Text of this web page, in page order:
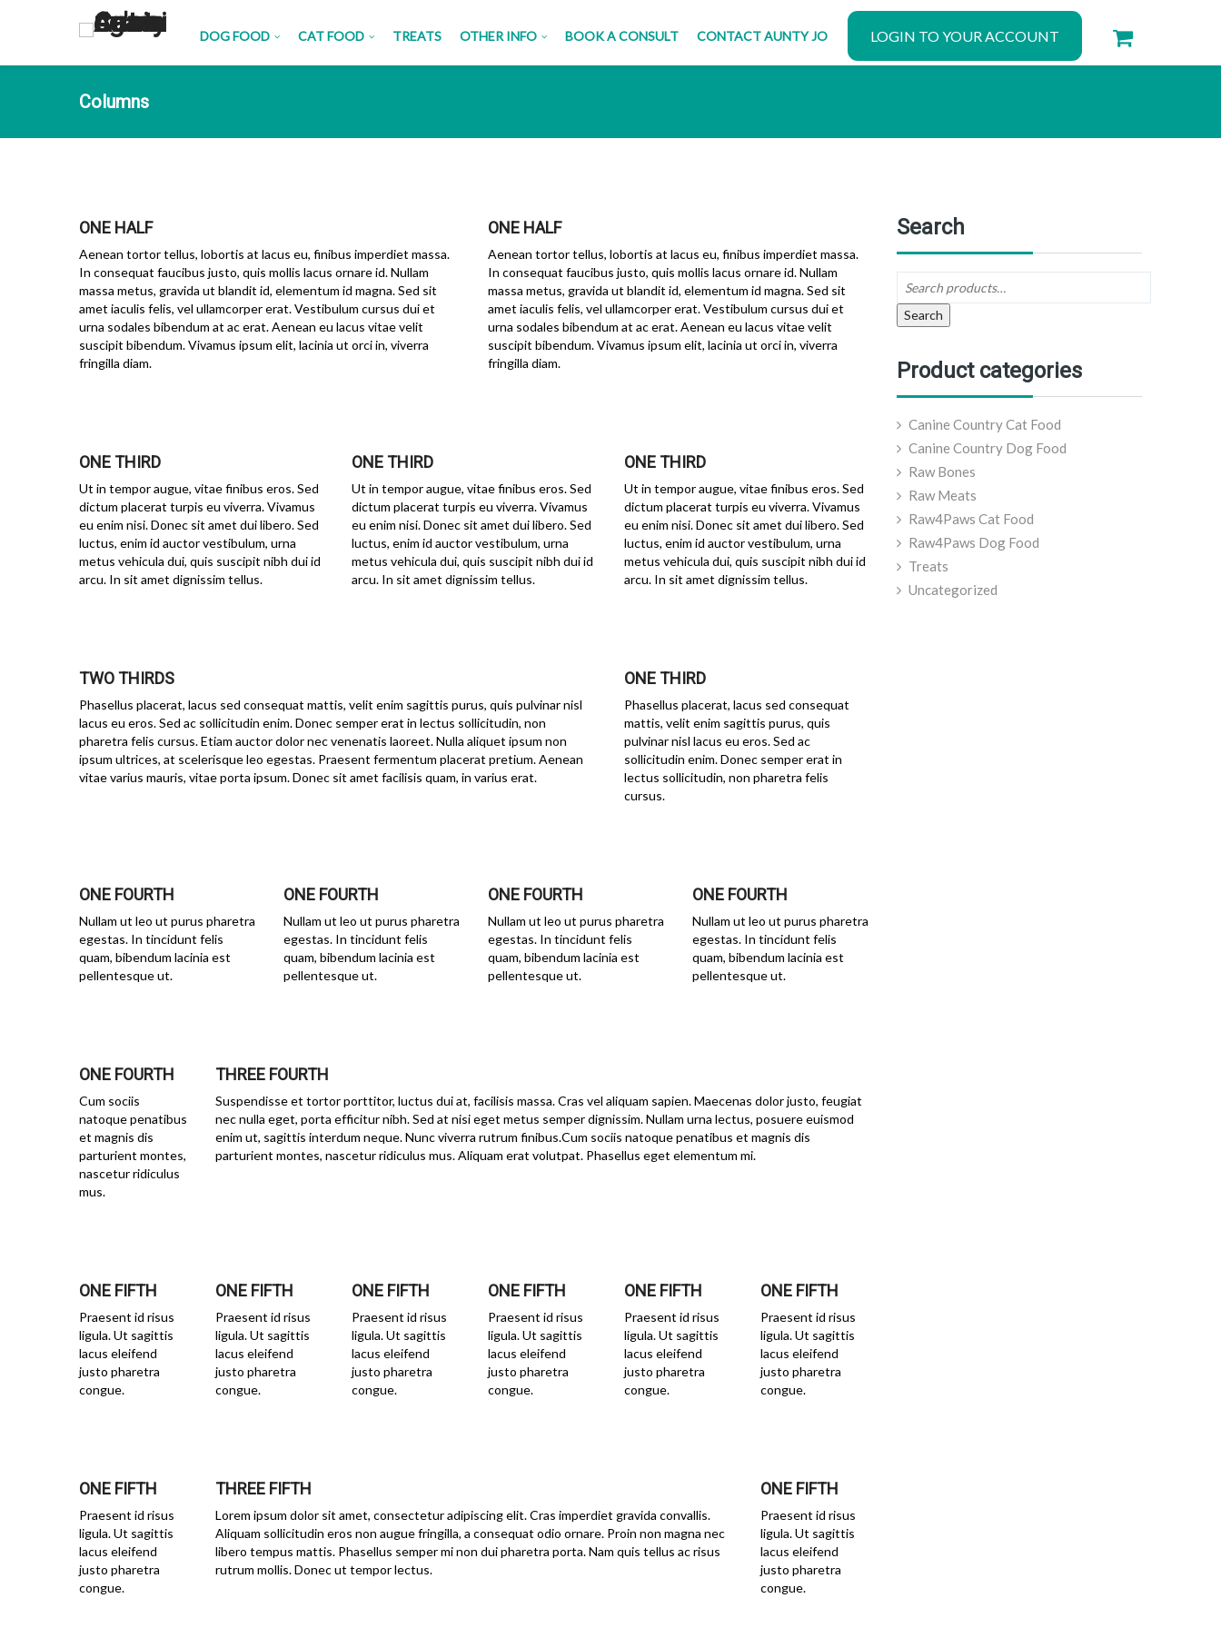
DOG FOOD CAT FOOD TREATS OTHER INFO BOOK A CONSULT CONTACT AUNTY JO LOGIN TO YOUR ACCOUNT
Columns
ONE HALF
Aenean tortor tellus, lobortis at lacus eu, finibus imperdiet massa.
In consequat faucibus justo, quis mollis lacus ornare id. Nullam
massa metus, gravida ut blandit id, elementum id magna. Sed sit
amet iaculis felis, vel ullamcorper erat. Vestibulum cursus dui et
urna sodales bibendum at ac erat. Aenean eu lacus vitae velit
suscipit bibendum. Vivamus ipsum elit, lacinia ut orci in, viverra
fringilla diam.
ONE HALF
Aenean tortor tellus, lobortis at lacus eu, finibus imperdiet massa.
In consequat faucibus justo, quis mollis lacus ornare id. Nullam
massa metus, gravida ut blandit id, elementum id magna. Sed sit
amet iaculis felis, vel ullamcorper erat. Vestibulum cursus dui et
urna sodales bibendum at ac erat. Aenean eu lacus vitae velit
suscipit bibendum. Vivamus ipsum elit, lacinia ut orci in, viverra
fringilla diam.
ONE THIRD
Ut in tempor augue, vitae finibus eros. Sed
dictum placerat turpis eu viverra. Vivamus
eu enim nisi. Donec sit amet dui libero. Sed
luctus, enim id auctor vestibulum, urna
metus vehicula dui, quis suscipit nibh dui id
arcu. In sit amet dignissim tellus.
ONE THIRD
Ut in tempor augue, vitae finibus eros. Sed
dictum placerat turpis eu viverra. Vivamus
eu enim nisi. Donec sit amet dui libero. Sed
luctus, enim id auctor vestibulum, urna
metus vehicula dui, quis suscipit nibh dui id
arcu. In sit amet dignissim tellus.
ONE THIRD
Ut in tempor augue, vitae finibus eros. Sed
dictum placerat turpis eu viverra. Vivamus
eu enim nisi. Donec sit amet dui libero. Sed
luctus, enim id auctor vestibulum, urna
metus vehicula dui, quis suscipit nibh dui id
arcu. In sit amet dignissim tellus.
TWO THIRDS
Phasellus placerat, lacus sed consequat mattis, velit enim sagittis purus, quis pulvinar nisl
lacus eu eros. Sed ac sollicitudin enim. Donec semper erat in lectus sollicitudin, non
pharetra felis cursus. Etiam auctor dolor nec venenatis laoreet. Nulla aliquet ipsum non
ipsum ultrices, at scelerisque leo egestas. Praesent fermentum placerat pretium. Aenean
vitae varius mauris, vitae porta ipsum. Donec sit amet facilisis quam, in varius erat.
ONE THIRD
Phasellus placerat, lacus sed consequat
mattis, velit enim sagittis purus, quis
pulvinar nisl lacus eu eros. Sed ac
sollicitudin enim. Donec semper erat in
lectus sollicitudin, non pharetra felis
cursus.
ONE FOURTH
Nullam ut leo ut purus pharetra
egestas. In tincidunt felis
quam, bibendum lacinia est
pellentesque ut.
ONE FOURTH
Nullam ut leo ut purus pharetra
egestas. In tincidunt felis
quam, bibendum lacinia est
pellentesque ut.
ONE FOURTH
Nullam ut leo ut purus pharetra
egestas. In tincidunt felis
quam, bibendum lacinia est
pellentesque ut.
ONE FOURTH
Nullam ut leo ut purus pharetra
egestas. In tincidunt felis
quam, bibendum lacinia est
pellentesque ut.
ONE FOURTH
Cum sociis
natoque penatibus
et magnis dis
parturient montes,
nascetur ridiculus
mus.
THREE FOURTH
Suspendisse et tortor porttitor, luctus dui at, facilisis massa. Cras vel aliquam sapien. Maecenas dolor justo, feugiat
nec nulla eget, porta efficitur nibh. Sed at nisi eget metus semper dignissim. Nullam urna lectus, posuere euismod
enim ut, sagittis interdum neque. Nunc viverra rutrum finibus.Cum sociis natoque penatibus et magnis dis
parturient montes, nascetur ridiculus mus. Aliquam erat volutpat. Phasellus eget elementum mi.
ONE FIFTH
Praesent id risus
ligula. Ut sagittis
lacus eleifend
justo pharetra
congue.
ONE FIFTH
Praesent id risus
ligula. Ut sagittis
lacus eleifend
justo pharetra
congue.
ONE FIFTH
Praesent id risus
ligula. Ut sagittis
lacus eleifend
justo pharetra
congue.
ONE FIFTH
Praesent id risus
ligula. Ut sagittis
lacus eleifend
justo pharetra
congue.
ONE FIFTH
Praesent id risus
ligula. Ut sagittis
lacus eleifend
justo pharetra
congue.
ONE FIFTH
Praesent id risus
ligula. Ut sagittis
lacus eleifend
justo pharetra
congue.
ONE FIFTH
Praesent id risus
ligula. Ut sagittis
lacus eleifend
justo pharetra
congue.
THREE FIFTH
Lorem ipsum dolor sit amet, consectetur adipiscing elit. Cras imperdiet gravida convallis.
Aliquam sollicitudin eros non augue fringilla, a consequat odio ornare. Proin non magna nec
libero tempus mattis. Phasellus semper mi non dui pharetra porta. Nam quis tellus ac risus
rutrum mollis. Donec ut tempor lectus.
ONE FIFTH
Praesent id risus
ligula. Ut sagittis
lacus eleifend
justo pharetra
congue.
Search
Search
Product categories
Canine Country Cat Food
Canine Country Dog Food
Raw Bones
Raw Meats
Raw4Paws Cat Food
Raw4Paws Dog Food
Treats
Uncategorized